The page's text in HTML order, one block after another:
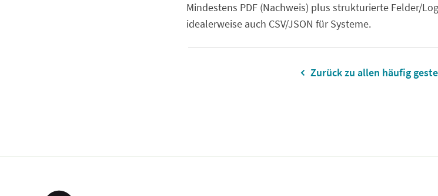
Mindestens PDF (Nachweis) plus strukturierte Felder/
idealerweise auch CSV/JSON für Systeme.
Zurück zu allen häufig